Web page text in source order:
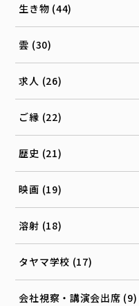
生き物 (44)
雲 (30)
求人 (26)
ご縁 (22)
歴史 (21)
映画 (19)
溶射 (18)
タヤマ学校 (17)
会社視察・講演会出席 (9)